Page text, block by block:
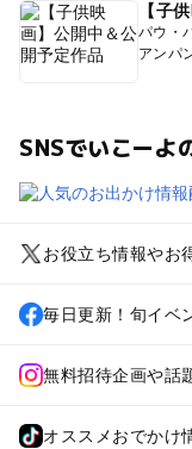
【子
パウ・
アンパ
SNSでいこーよ
お役立ち情報やお
毎日更新！旬イベ
無料招待企画や話
オススメおでかけ